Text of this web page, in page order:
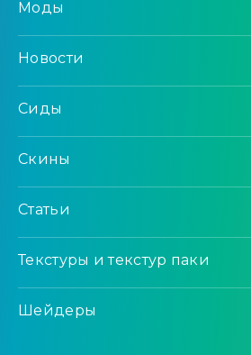
Моды
Новости
Сиды
Скины
Статьи
Текстуры и текстур паки
Шейдеры